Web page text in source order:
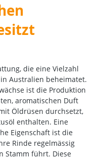
die eine Vielzahl
Australien beheimatet.
ist die Produktion
aromatischen Duft
Öldrüsen durchsetzt,
enthalten. Eine
Eigenschaft ist die
Rinde regelmässig
Stamm führt. Diese